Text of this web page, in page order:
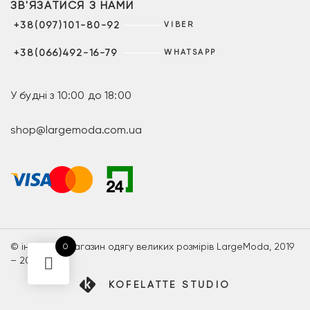
ЗВ'ЯЗАТИСЯ З НАМИ
+38(097)101-80-92 VIBER
+38(066)492-16-79 WHATSAPP
У будні з 10:00 до 18:00
shop@largemoda.com.ua
© інтернет-магазин одягу великих розмірів LargeModa, 2019
– 2026
KOFELATTE STUDIO
0